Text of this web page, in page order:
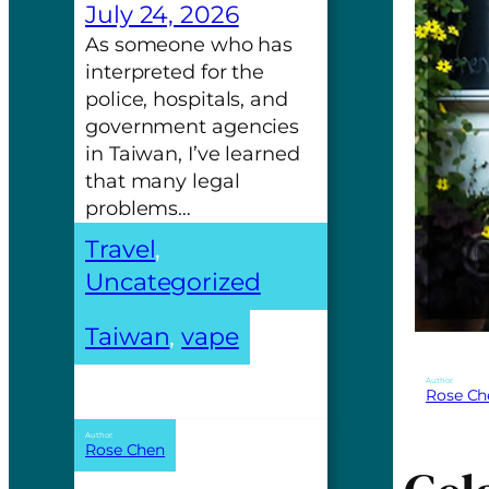
July 24, 2026
As someone who has
interpreted for the
police, hospitals, and
government agencies
in Taiwan, I’ve learned
that many legal
problems…
Travel
Uncategorized
Taiwan, vape
Author:
Rose Chen
Author:
Rose